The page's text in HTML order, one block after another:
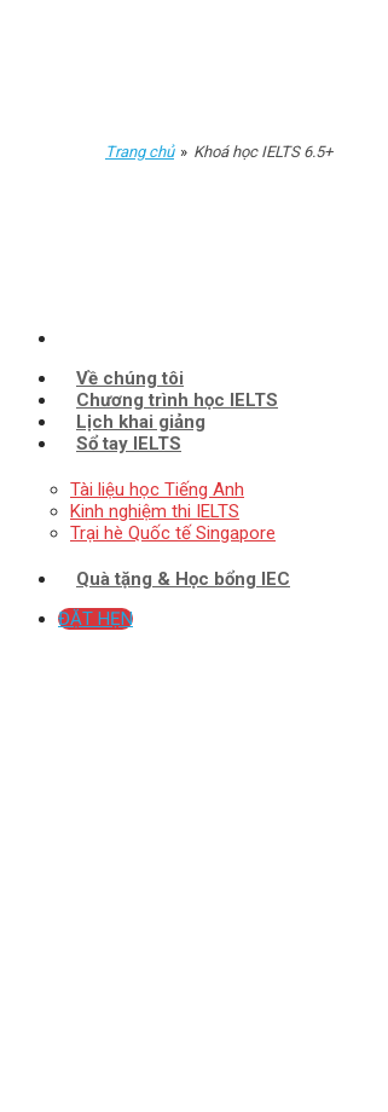
Về chúng tôi
Chương trình học IELTS
Lịch khai giảng
Sổ tay IELTS
Tài liệu học Tiếng Anh
Kinh nghiệm thi IELTS
Trại hè Quốc tế Singapore
Quà tặng & Học bổng IEC
ĐẶT HẸN
Trang chủ » Khoá học IELTS 6.5+